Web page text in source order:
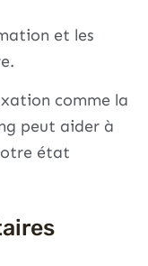
et les
comme la
peut aider à
état